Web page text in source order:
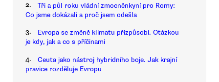
2.
Tři a půl roku vládní zmocněnkyní pro Romy:
Co jsme dokázali a proč jsem odešla
3.
Evropa se změně klimatu přizpůsobí. Otázkou
je kdy, jak a co s příčinami
4.
Ceuta jako nástroj hybridního boje. Jak krajní
pravice rozděluje Evropu